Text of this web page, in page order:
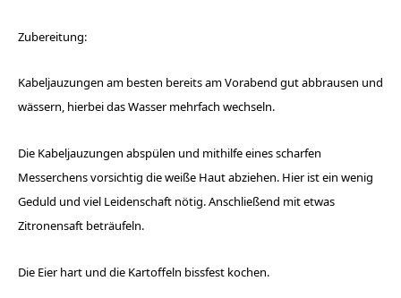
Zubereitung:
Kabeljauzungen am besten bereits am Vorabend gut abbrausen und
wässern, hierbei das Wasser mehrfach wechseln.
Die Kabeljauzungen abspülen und mithilfe eines scharfen
Messerchens vorsichtig die weiße Haut abziehen. Hier ist ein wenig
Geduld und viel Leidenschaft nötig. Anschließend mit etwas
Zitronensaft beträufeln.
Die Eier hart und die Kartoffeln bissfest kochen.